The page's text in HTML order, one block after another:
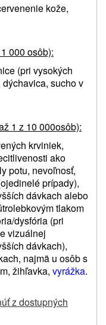
kože,
000 osôb):
(pri vysokých
dýchavica, sucho v
1 z 10 000osôb):
krviniek,
ako
potu, nevoľnosť,
prípady),
dávkach alebo
tlakom
dysfória (pri
vizuálnej
dávkach),
najmä u osôb s
žihľavka, vyrážka.
z dostupných